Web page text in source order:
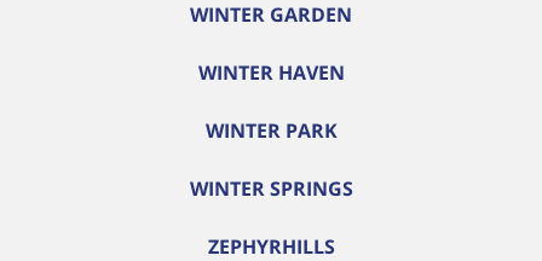
WINTER GARDEN
WINTER HAVEN
WINTER PARK
WINTER SPRINGS
ZEPHYRHILLS